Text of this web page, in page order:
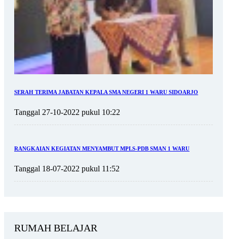
SERAH TERIMA JABATAN KEPALA SMA NEGERI 1 WARU SIDOARJO
Tanggal 27-10-2022 pukul 10:22
RANGKAIAN KEGIATAN MENYAMBUT MPLS-PDB SMAN 1 WARU
Tanggal 18-07-2022 pukul 11:52
RUMAH BELAJAR